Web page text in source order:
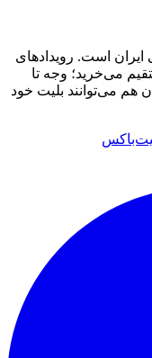
است. رویدادهای
می‌خرید؛ وجه تا
هم می‌توانند بلیت خود